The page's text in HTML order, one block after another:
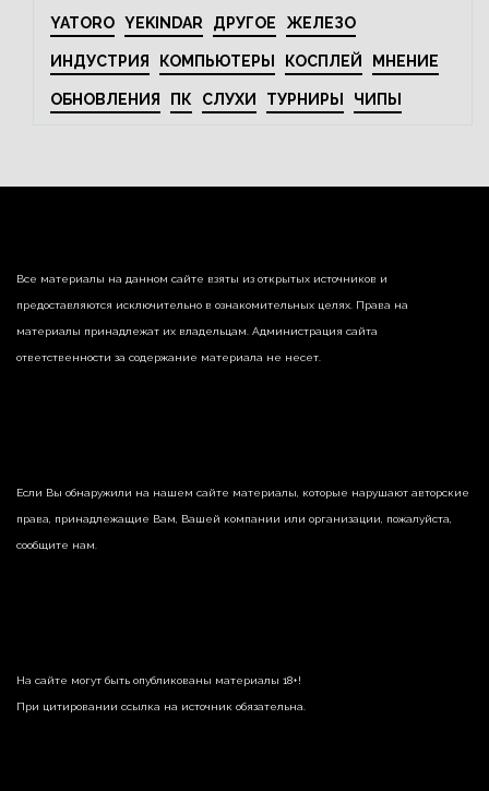
YATORO YEKINDAR ДРУГОЕ ЖЕЛЕЗО
ИНДУСТРИЯ КОМПЬЮТЕРЫ КОСПЛЕЙ МНЕНИЕ
ОБНОВЛЕНИЯ ПК СЛУХИ ТУРНИРЫ ЧИПЫ
Все материалы на данном сайте взяты из открытых источников и
предоставляются исключительно в ознакомительных целях. Права на
материалы принадлежат их владельцам. Администрация сайта
ответственности за содержание материала не несет.
Если Вы обнаружили на нашем сайте материалы, которые нарушают авторские
права, принадлежащие Вам, Вашей компании или организации, пожалуйста,
сообщите нам.
На сайте могут быть опубликованы материалы 18+!
При цитировании ссылка на источник обязательна.